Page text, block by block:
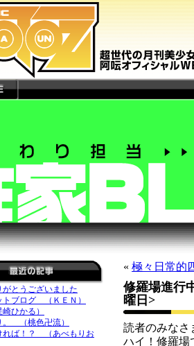
がとうございました
トブログ （ＫＥＮ）
ひかる）
。 （桃色卍流）
れば！？ （あべもりお
« 極々日常的
修羅場進行
曜日>
読者のみな
ハイ！修羅場